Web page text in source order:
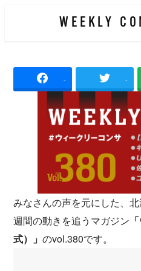
コ
ン
WEEKLY
- -
みなさんの声を元にした、
週間の動きを追うマガジン
式）」のvol.380です。